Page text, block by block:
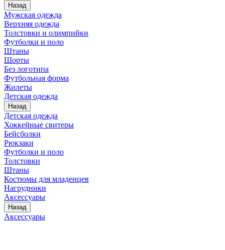
Назад
Мужская одежда
Верхняя одежда
Толстовки и олимпийки
Футболки и поло
Штаны
Шорты
Без логотипа
Футбольная форма
Жилеты
Детская одежда
Назад
Детская одежда
Хоккейные свитеры
Бейсболки
Рюкзаки
Футболки и поло
Толстовки
Штаны
Костюмы для младенцев
Нагрудники
Аксессуары
Назад
Аксессуары